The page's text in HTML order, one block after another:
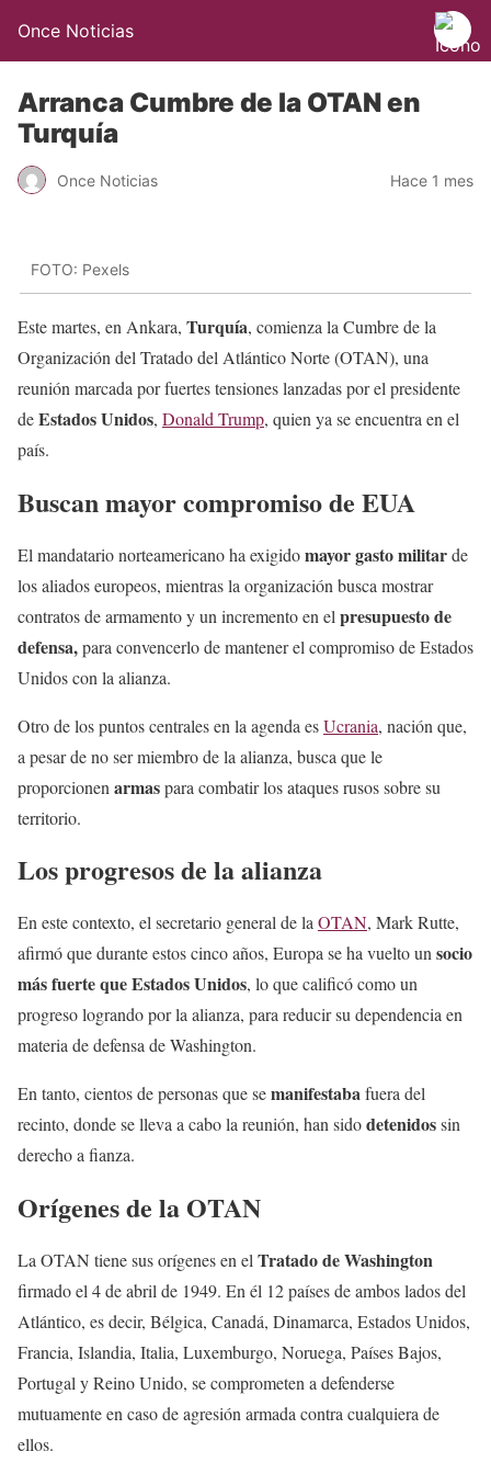
Once Noticias
Arranca Cumbre de la OTAN en
Turquía
Once Noticias Hace 1 mes
FOTO: Pexels
Este martes, en Ankara, Turquía, comienza la Cumbre de la
Organización del Tratado del Atlántico Norte (OTAN), una
reunión marcada por fuertes tensiones lanzadas por el presidente
deEstados Unidos, Donald Trump, quien ya se encuentra en el
país.
Buscan mayor compromiso de EUA
El mandatario norteamericano ha exigidomayor gasto militarde
los aliados europeos, mientras la organización busca mostrar
contratos de armamento y un incremento en el presupuesto de
defensa,para convencerlo de mantener el compromiso de Estados
Unidos con la alianza.
Otro de los puntos centrales en la agenda esUcrania, nación que,
a pesar de no ser miembro de la alianza, busca que le
proporcionen armaspara combatir los ataques rusos sobre su
territorio.
Los progresos de la alianza
En este contexto, el secretario general de laOTAN, Mark Rutte,
afirmó que durante estos cinco años, Europa se ha vuelto unsocio
más fuerte que EstadosUnidos, lo que calificó como un
progreso logrando por la alianza, para reducir su dependencia en
materia de defensa de Washington.
En tanto, cientos de personas que semanifestabafuera del
recinto, donde se lleva a cabo la reunión, han sidodetenidossin
derecho a fianza.
Orígenes de la OTAN
La OTAN tiene sus orígenes en el Tratado de Washington
firmado el 4 de abril de 1949. En él 12 países de ambos lados del
Atlántico, es decir, Bélgica, Canadá, Dinamarca, Estados Unidos,
Francia, Islandia, Italia, Luxemburgo, Noruega, Países Bajos,
Portugal y Reino Unido, se comprometen a defenderse
mutuamente en caso de agresión armada contra cualquiera de
ellos.